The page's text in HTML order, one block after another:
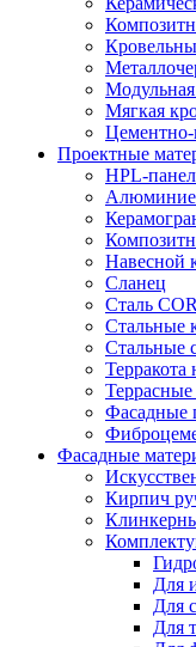
Мягкая
Цементно-
Проектные
HPL-
Навесной
Сланец
Сталь
Стальные
Стальные
Терракота
Фасадные
Фасадные
Кирпич
Для
Для
Для